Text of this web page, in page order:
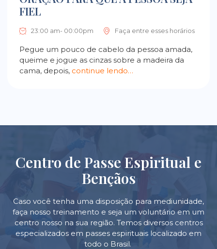
FIEL
23:00 am- 00:00pm Faça entre esses horários
Pegue um pouco de cabelo da pessoa amada,
queime e jogue as cinzas sobre a madeira da
cama, depois, continue lendo…
Centro de Passe Espiritual e
Bençãos
Caso você tenha uma disposição para mediunidade,
faça nosso treinamento e seja um voluntário em um
centro nosso na sua região. Temos diversos centros
especializados em passes espirituais localizado em
todo o Brasil.